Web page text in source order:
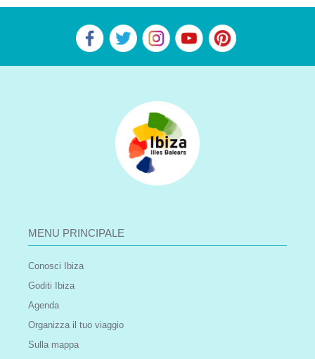
MENU PRINCIPALE
Conosci Ibiza
Goditi Ibiza
Agenda
Organizza il tuo viaggio
Sulla mappa